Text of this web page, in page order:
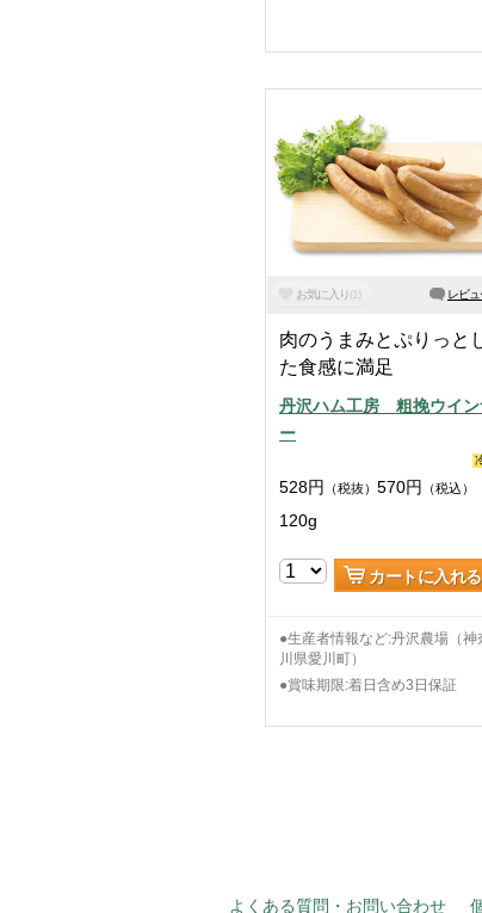
お気に入り(1 ) レビュ
肉のうまみとぷりっと
た食感に満足
丹沢ハム工房 粗挽ウイン
ー
528円 （税抜） 570円 （税込）
120g
カートに入れる
●生産者情報など:丹沢農場（神
川県愛川町）
●賞味期限:着日含め3日保証
よくある質問・お問い合わせ